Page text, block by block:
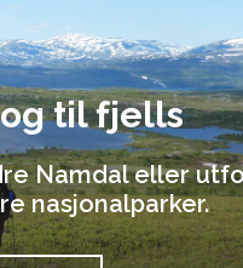
til fjells
Namdal eller
nasjonalparker.